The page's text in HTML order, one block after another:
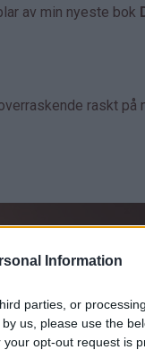
Information
parties, or
us, please use the
opt-out request is
av min nyeste bok
raskt på